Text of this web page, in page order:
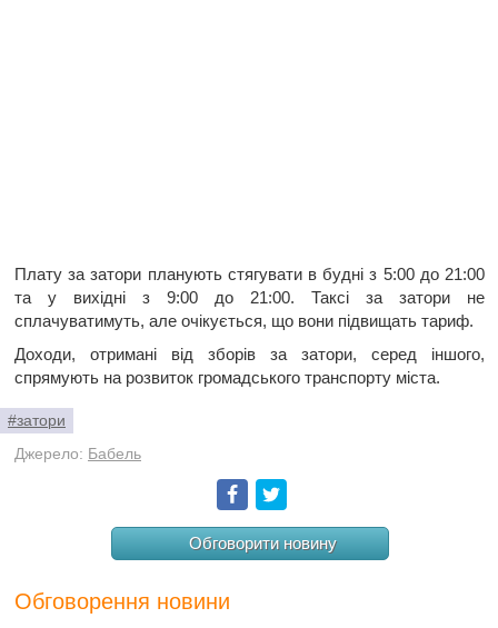
Плату за затори планують стягувати в будні з 5:00 до 21:00
та у вихідні з 9:00 до 21:00. Таксі за затори не
сплачуватимуть, але очікується, що вони підвищать тариф.
Доходи, отримані від зборів за затори, серед іншого,
спрямують на розвиток громадського транспорту міста.
#затори
Джерело: Бабель
Facebook
Обговорити новину
Обговорення новини